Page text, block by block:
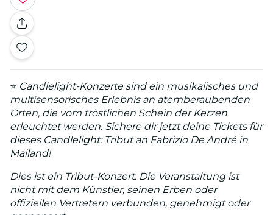
⭐ Candlelight-Konzerte sind ein musikalisches und
multisensorisches Erlebnis an atemberaubenden
Orten, die vom tröstlichen Schein der Kerzen
erleuchtet werden. Sichere dir jetzt deine Tickets für
dieses Candlelight: Tribut an Fabrizio De André in
Mailand!
Dies ist ein Tribut-Konzert. Die Veranstaltung ist
nicht mit dem Künstler, seinen Erben oder
offiziellen Vertretern verbunden, genehmigt oder